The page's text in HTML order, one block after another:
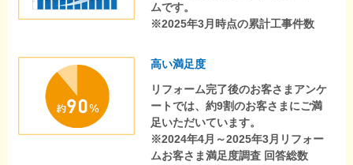
ムです。
※2025年3月時点の累計工事件数
高い満足度
リフォーム完了後のお客さまアンケ
ートでは、約9割のお客さまにご満
足いただいています。
※2024年4月～2025年3月リフォー
ムお客さま満足度調査 回答総数